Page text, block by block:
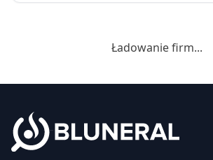
Ładowanie firm...